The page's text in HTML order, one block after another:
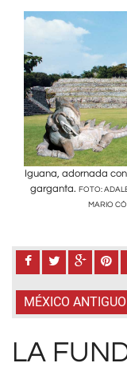
Iguana, adornada
garganta. FOTO:
MARIO
MÉXICO ANTIGUO
LA